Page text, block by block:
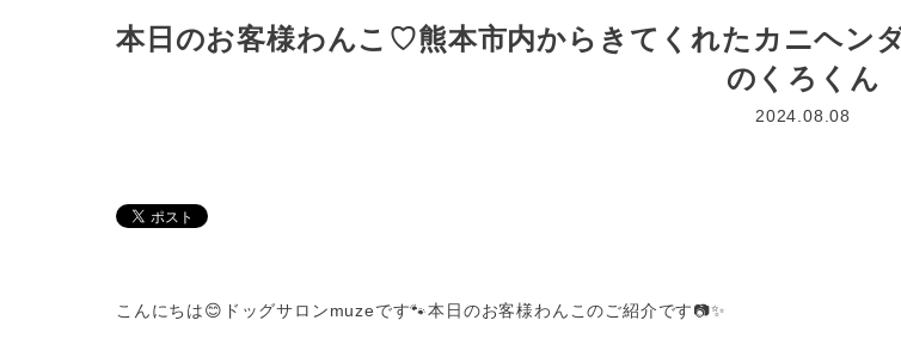
本日のお客様わんこ♡熊本市内からきてくれたカニヘン
のくろくん
2024.08.08
こんにちは😊ドッグサロンmuzeです🐾本日のお客様わんこのご紹介です📷✨